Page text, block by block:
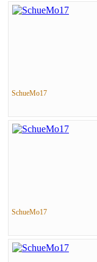
SchueMo17
SchueMo17